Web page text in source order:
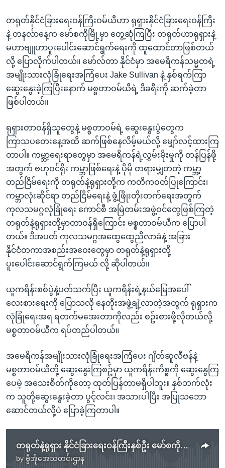
နေရာ
သို့
ကျော်
ရန်
တရုတ်နိုင်ငံခြားရေးဝန်ကြီးဝမ်ယီဟာ ရုရှားနိုင်ငံခြားရေးဝန်ကြီး
နဲ့ တနင်္လာနေ့က မော်စကိုမြို့မှာ တွေ့ဆုံကြပြီး တရုတ်ဟာရုရှားနဲ့
မဟာဗျူဟာပူးပေါင်းဆောင်ရွက်ရေးကို ထူထောင်တာဖြစ်တယ်
လို့ ပြောလိုက်ပါတယ်။ မော်လ်တာ နိုင်ငံမှာ အမေရိကန်သမ္မတရဲ့
အမျိုးသားလုံခြုံရေးအကြံပေး Jake Sullivan နဲ့ နှစ်ရက်ကြာ
ဆွေးနွေးခဲ့ကြပြီးနောက် မစ္စတာဝမ်ယီရဲ့ ဒီခရီးကို ဆက်ခဲ့တာ
ဖြစ်ပါတယ်။
ရုရှားတာဝန်ရှိသူတွေနဲ့ မစ္စတာဝမ်ရဲ့ ဆွေးနွေးပွဲတွေက
ကြာသပတေးနေ့အထိ ဆက်ဖြစ်နေလိမ့်မယ်လို့ မျှော်လင့်ထားကြ
တာပါ။ ကမ္ဘာ့ရေးရာတွေမှာ အမေရိကန်ရဲ့လွှမ်းမိုးမှုကို တန်ပြန်ဖို့
အတွက် ဗဟုဝင်ရိုး ကမ္ဘာဖြစ်ရေးနဲ့ ပိုမို တရားမျှတတဲ့ ကမ္ဘာ့
တည်ငြိမ်ရေးကို တရုတ်နဲ့ရုရှားတို့က ကတိကဝတ်ပြုကြောင်း၊
ကမ္ဘာလုံးဆိုင်ရာ တည်ငြိမ်ရေးနဲ့ ဖွံ့ဖြိုးတိုးတက်ရေးအတွက်
ကုလသမဂ္ဂလုံခြုံရေး ကောင်စီ အမြဲတမ်းအဖွဲ့ဝင်တွေဖြစ်ကြတဲ့
တရုတ်နဲ့ရုရှားတို့မှာတာဝန်ရှိကြောင်း မစ္စတာဝမ်ယီက ပြောပါ
တယ်။ ဒီအပတ် ကုလသမဂ္ဂအထွေထွေညီလာခံနဲ့ အခြား
နိုင်ငံတကာအစည်းအဝေးတွေမှာ တရုတ်နဲ့ရုရှားတို့
ပူးပေါင်း‌ဆောင်ရွက်ကြမယ် လို့ ဆိုပါတယ်။
ယူကရိန်းစစ်ပွဲနဲ့ပတ်သက်ပြီး ယူကရိန်းရဲ့နယ်မြေအပေါ်
လေးစားရေးကို ပြောသလို နေတိုးအဖွဲ့ချဲ့လာတဲ့အတွက် ရုရှားက
လုံခြုံရေးအရ ရတက်မအေးတာကိုလည်း စဥ်းစားဖို့လိုတယ်လို့
မစ္စတာဝမ်ယီက ရပ်တည်ပါတယ်။
အမေရိကန်အမျိုးသားလုံခြုံရေးအကြံပေး ဂျိတ်ဆူလီဗန်နဲ့
မစ္စတာဝမ်ယီတို့ ဆွေးနွေးကြစဥ်မှာ ယူကရိန်းကိစ္စကို ဆွေးနွေကြ
ပေမဲ့ အသေးစိတ်ကိုတော့ ထုတ်ပြန်တာမရှိပါဘူး။ နှစ်ဘက်လုံး
က သူတို့ဆွေးနွေးခဲ့တာ ပွင့်လင်း၊ အသားပါပြီး အပြုသဘော
ဆောင်တယ်လို့ပဲ ပြောခဲ့ကြတာပါ။
တရုတ်နဲ့ရုရှား နိုင်ငံခြားရေးဝန်ကြီးနှစ်ဦး မော်စကိုမှာတွေ့ဆုံ
by ဗွီအိုအေသတင်းဌာန
No media source currently available